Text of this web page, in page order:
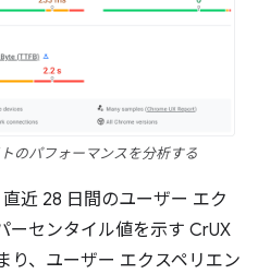
のパフォーマンスを分析する
近 28 日間のユーザー エク
ーセンタイル値を示す CrUX
り、ユーザー エクスペリエン